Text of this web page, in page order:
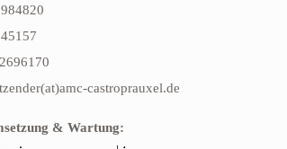
castroprauxel.de
& Wartung: